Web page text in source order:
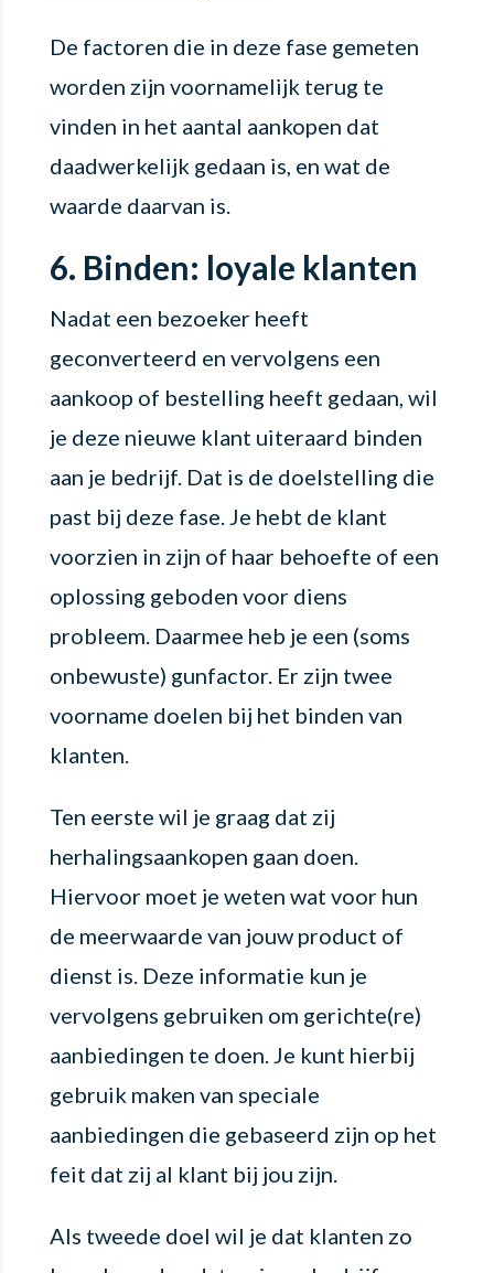
De factoren die in deze fase gemeten
worden zijn voornamelijk terug te
vinden in het aantal aankopen dat
daadwerkelijk gedaan is, en wat de
waarde daarvan is.
6. Binden: loyale klanten
Nadat een bezoeker heeft
geconverteerd en vervolgens een
aankoop of bestelling heeft gedaan, wil
je deze nieuwe klant uiteraard binden
aan je bedrijf. Dat is de doelstelling die
past bij deze fase. Je hebt de klant
voorzien in zijn of haar behoefte of een
oplossing geboden voor diens
probleem. Daarmee heb je een (soms
onbewuste) gunfactor. Er zijn twee
voorname doelen bij het binden van
klanten.
Ten eerste wil je graag dat zij
herhalingsaankopen gaan doen.
Hiervoor moet je weten wat voor hun
de meerwaarde van jouw product of
dienst is. Deze informatie kun je
vervolgens gebruiken om gerichte(re)
aanbiedingen te doen. Je kunt hierbij
gebruik maken van speciale
aanbiedingen die gebaseerd zijn op het
feit dat zij al klant bij jou zijn.
Als tweede doel wil je dat klanten zo